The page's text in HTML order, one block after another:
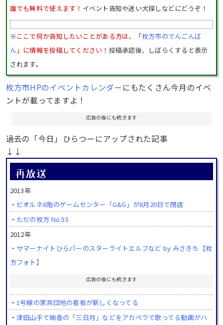
誰でも無料で使えます！ イベント告知や迷い犬探しなどにどうぞ！
※ ここで何か告知したいことがある方は、「枚方市のでんごんば
ん」に情報を投稿してください！ 投稿承認後、しばらくすると表示
されます。
枚方市HPのイベントカレンダー にもたくさん今月のイベ
ントが載ってますよ！
広告の後にも続きます
過去の「今日」ひらつーにアップされた記事
↓↓
2013年
・ ビオルネ6階のゲームセンター「G&G」が8月20日で閉店
・ ただの枚方 No.55
2012年
・ サマーナイトひらパーのスターライトエルフなど by みさきち【枚
方フォト】
広告の後にも続きます
・ 1号線の家具団地の看板が新しくなってる
・ 津田山手で絢香の「三日月」などをアカペラで歌ってる動画がハ